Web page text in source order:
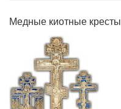
Медные киотные кресты